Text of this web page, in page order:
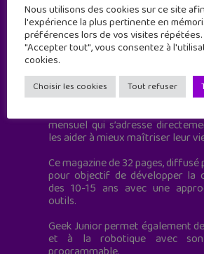
Geek Junior est le premier site de
à destination des adolescents.
mensuel qui s’adresse
les aider à mieux maîtriser leur
Ce magazine de 32 pages,
pour objectif de développer la
des 10-15 ans avec une
outils.
Geek Junior permet également
et à la robotique avec
Nous utilisons des cookies sur ce site
l'expérience la plus pertinente en
préférences lors de vos visites
"Accepter tout", vous consentez à
cookies.
Choisir les cookies Tout refuser